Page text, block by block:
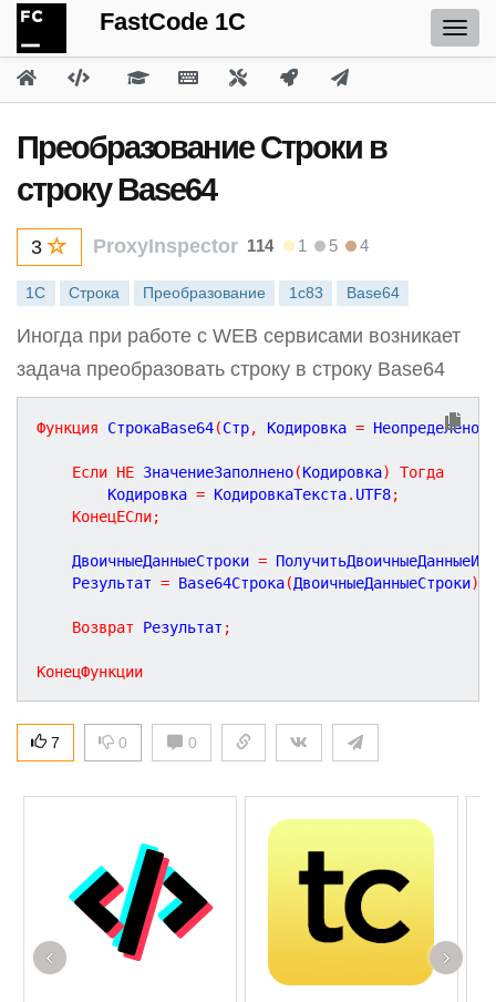
FastCode 1C
Преобразование Строки в
строку Base64
3 ProxyInspector 114 1 5 4
1С Строка Преобразование 1c83 Base64
Иногда при работе с WEB сервисами возникает
задача преобразовать строку в строку Base64
Функция СтрокаBase64(Стр, Кодировка = Неопределено
Если НЕ ЗначениеЗаполнено(Кодировка)
Тогда
		Кодировка
= КодировкаТекста. UTF8;
КонецЕСли;
	ДвоичныеДанныеСтроки
=
	Результат
= Base64Строка(ДвоичныеДанныеСтроки)
Возврат Результат ;
КонецФункции
7 0 0
‹ ›